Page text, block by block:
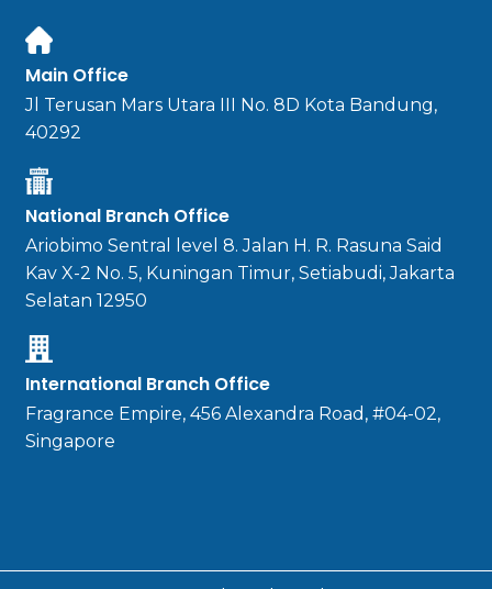
Main Office
Jl Terusan Mars Utara III No. 8D Kota Bandung,
40292
National Branch Office
Ariobimo Sentral level 8. Jalan H. R. Rasuna Said
Kav X-2 No. 5, Kuningan Timur, Setiabudi, Jakarta
Selatan 12950
International Branch Office
Fragrance Empire, 456 Alexandra Road, #04-02,
Singapore